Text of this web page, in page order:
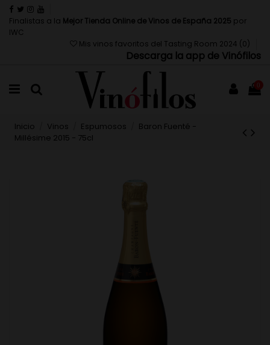
Finalistas a la Mejor Tienda Online de Vinos de España 2025 por
IWC
Mis vinos favoritos del Tasting Room 2024 (0 )
Descarga la app de Vinófilos
0
Inicio Vinos Espumosos
Baron Fuenté -
Millésime 2015 - 75cl